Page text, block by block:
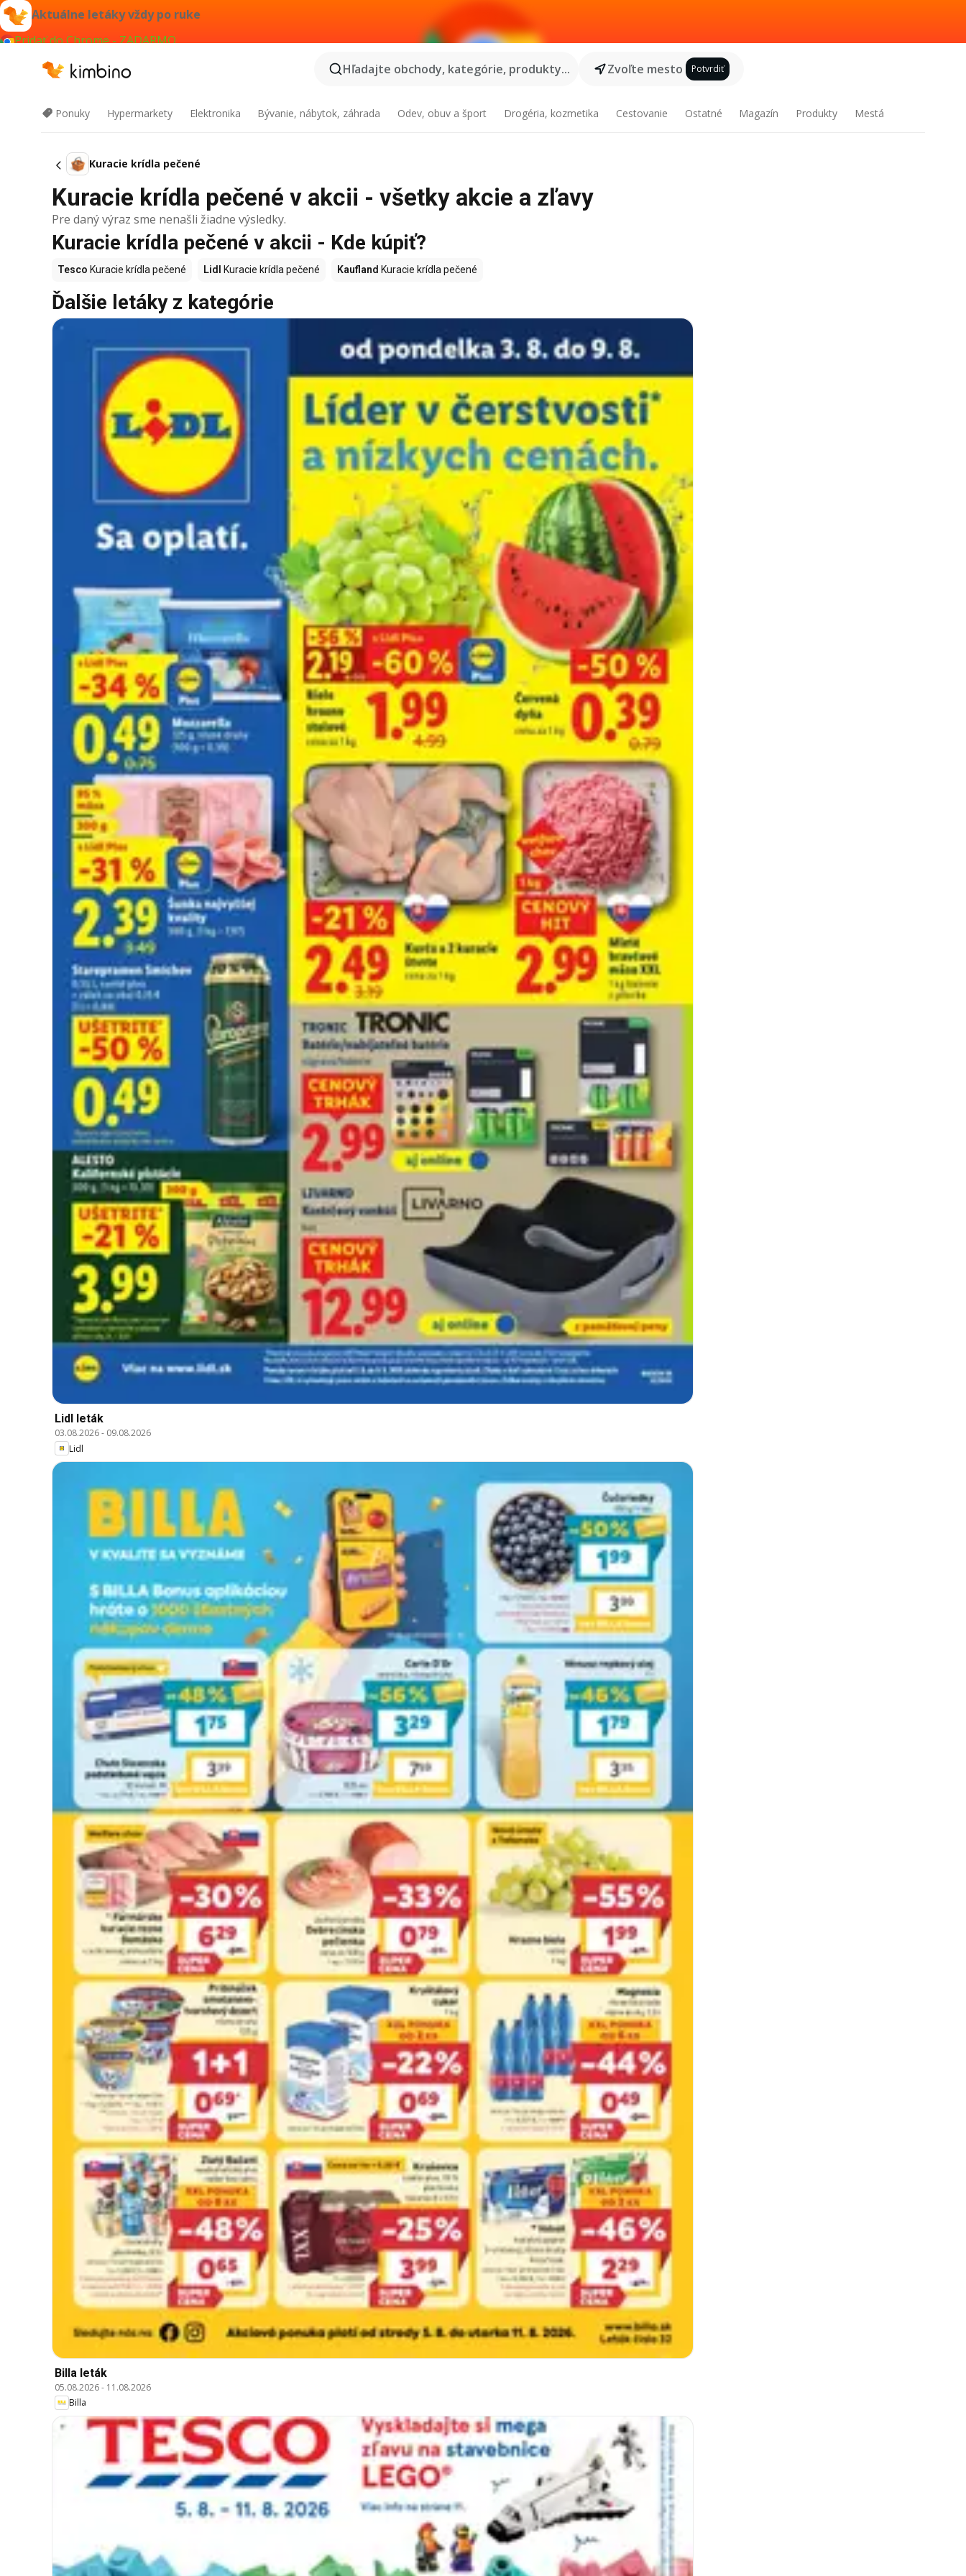
Aktuálne letáky vždy po ruke
Pridať do Chrome - ZADARMO
Hľadajte obchody, kategórie, produkty...
Zvoľte mesto Potvrdiť
Ponuky Hypermarkety Elektronika Bývanie, nábytok, záhrada Odev, obuv a šport Drogéria, kozmetika Cestovanie Ostatné Magazín Produkty Mestá
Kuracie krídla pečené
Kuracie krídla pečené v akcii - všetky akcie a zľavy
Pre daný výraz sme nenašli žiadne výsledky.
Kuracie krídla pečené v akcii - Kde kúpiť?
Tesco Kuracie krídla pečené Lidl Kuracie krídla pečené Kaufland Kuracie krídla pečené
Ďalšie letáky z kategórie
Lidl leták
03.08.2026- 09.08.2026
Lidl
Billa leták
05.08.2026- 11.08.2026
Billa